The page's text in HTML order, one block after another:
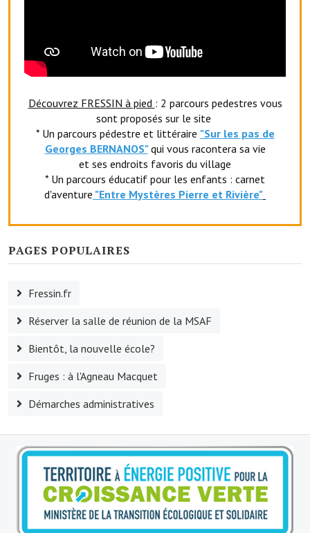
Etablissements scolaires
Commerçants, artisans
Commerces et professions libérales
Agents immobiliers
Réserver une salle
Salle Georges Delépine
Maison des services et des associations fressinoises
VILLE ACTIVE
Village culturel
La société musicale de l'Avenir Fressinois
La troupe théâtrale de l'Avenir Fressinois
Les Amis du Patrimoine
L'association du château
Découvrez FRESSIN à pied : 2 parcours pedestres vous
sont proposés sur le site
* Un parcours pédestre et littéraire "Sur les pas de
Georges BERNANOS" qui vous racontera sa vie
et ses endroits favoris du village
* Un parcours éducatif pour les enfants : carnet
d'aventure "Entre Mystères Pierre et Rivière"
PAGES POPULAIRES
Fressin.fr
Réserver la salle de réunion de la MSAF
Bientôt, la nouvelle école?
Fruges : à l'Agneau Macquet
Démarches administratives